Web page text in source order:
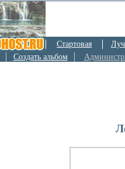
Стартовая
Создать альбом